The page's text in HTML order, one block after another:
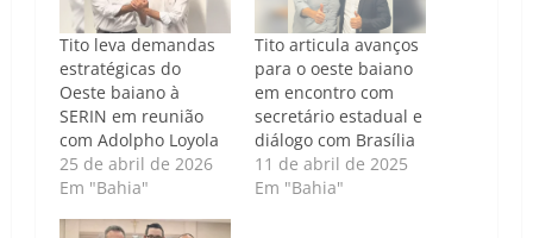
Tito leva demandas
estratégicas do
Oeste baiano à
SERIN em reunião
com Adolpho Loyola
25 de abril de 2026
Em "Bahia"
Tito articula avanços
para o oeste baiano
em encontro com
secretário estadual e
diálogo com Brasília
11 de abril de 2025
Em "Bahia"